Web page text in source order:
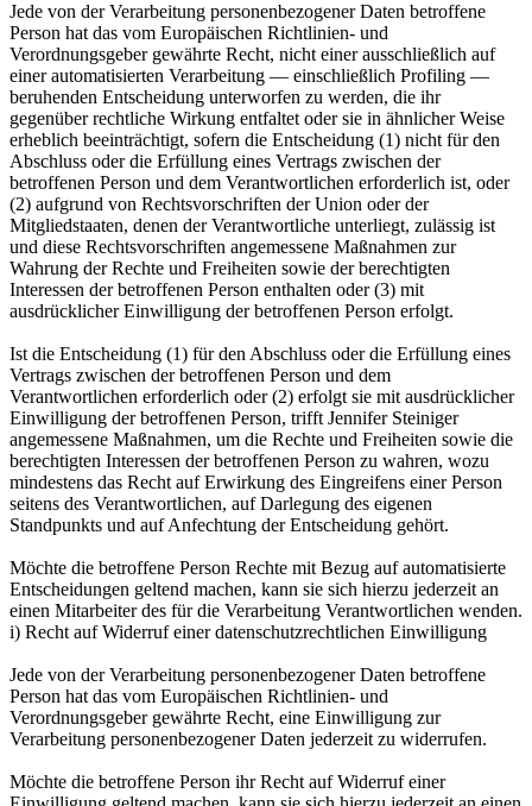
Jede von der Verarbeitung personenbezogener Daten betroffene
Person hat das vom Europäischen Richtlinien- und
Verordnungsgeber gewährte Recht, nicht einer ausschließlich auf
einer automatisierten Verarbeitung — einschließlich Profiling —
beruhenden Entscheidung unterworfen zu werden, die ihr
gegenüber rechtliche Wirkung entfaltet oder sie in ähnlicher Weise
erheblich beeinträchtigt, sofern die Entscheidung (1) nicht für den
Abschluss oder die Erfüllung eines Vertrags zwischen der
betroffenen Person und dem Verantwortlichen erforderlich ist, oder
(2) aufgrund von Rechtsvorschriften der Union oder der
Mitgliedstaaten, denen der Verantwortliche unterliegt, zulässig ist
und diese Rechtsvorschriften angemessene Maßnahmen zur
Wahrung der Rechte und Freiheiten sowie der berechtigten
Interessen der betroffenen Person enthalten oder (3) mit
ausdrücklicher Einwilligung der betroffenen Person erfolgt.
Ist die Entscheidung (1) für den Abschluss oder die Erfüllung eines
Vertrags zwischen der betroffenen Person und dem
Verantwortlichen erforderlich oder (2) erfolgt sie mit ausdrücklicher
Einwilligung der betroffenen Person, trifft Jennifer Steiniger
angemessene Maßnahmen, um die Rechte und Freiheiten sowie die
berechtigten Interessen der betroffenen Person zu wahren, wozu
mindestens das Recht auf Erwirkung des Eingreifens einer Person
seitens des Verantwortlichen, auf Darlegung des eigenen
Standpunkts und auf Anfechtung der Entscheidung gehört.
Möchte die betroffene Person Rechte mit Bezug auf automatisierte
Entscheidungen geltend machen, kann sie sich hierzu jederzeit an
einen Mitarbeiter des für die Verarbeitung Verantwortlichen wenden.
i) Recht auf Widerruf einer datenschutzrechtlichen Einwilligung
Jede von der Verarbeitung personenbezogener Daten betroffene
Person hat das vom Europäischen Richtlinien- und
Verordnungsgeber gewährte Recht, eine Einwilligung zur
Verarbeitung personenbezogener Daten jederzeit zu widerrufen.
Möchte die betroffene Person ihr Recht auf Widerruf einer